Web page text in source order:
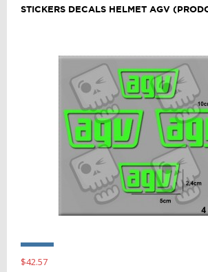
STICKERS DECALS HELMET AGV
$42.57